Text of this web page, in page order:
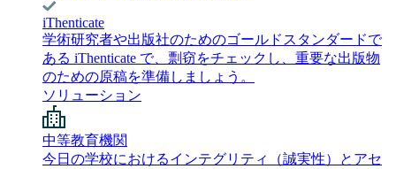
iThenticate
学術研究者や出版社のためのゴールドスタンダードで
ある iThenticate で、剽窃をチェックし、重要な出版物
のための原稿を準備しましょう。
ソリューション
中等教育機関
今日の学校におけるインテグリティ（誠実性）とアセ